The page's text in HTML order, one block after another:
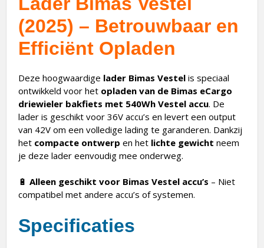
(2025) – Betrouwbaar en
Efficiënt Opladen
Deze hoogwaardige lader Bimas Vestel is speciaal
ontwikkeld voor het opladen van de Bimas eCargo
driewieler bakfiets met 540Wh Vestel accu. De
lader is geschikt voor 36V accu’s en levert een output
van 42V om een volledige lading te garanderen. Dankzij
het compacte ontwerp en het lichte gewicht neem
je deze lader eenvoudig mee onderweg.
🔋 Alleen geschikt voor Bimas Vestel accu’s – Niet
compatibel met andere accu’s of systemen.
Specificaties